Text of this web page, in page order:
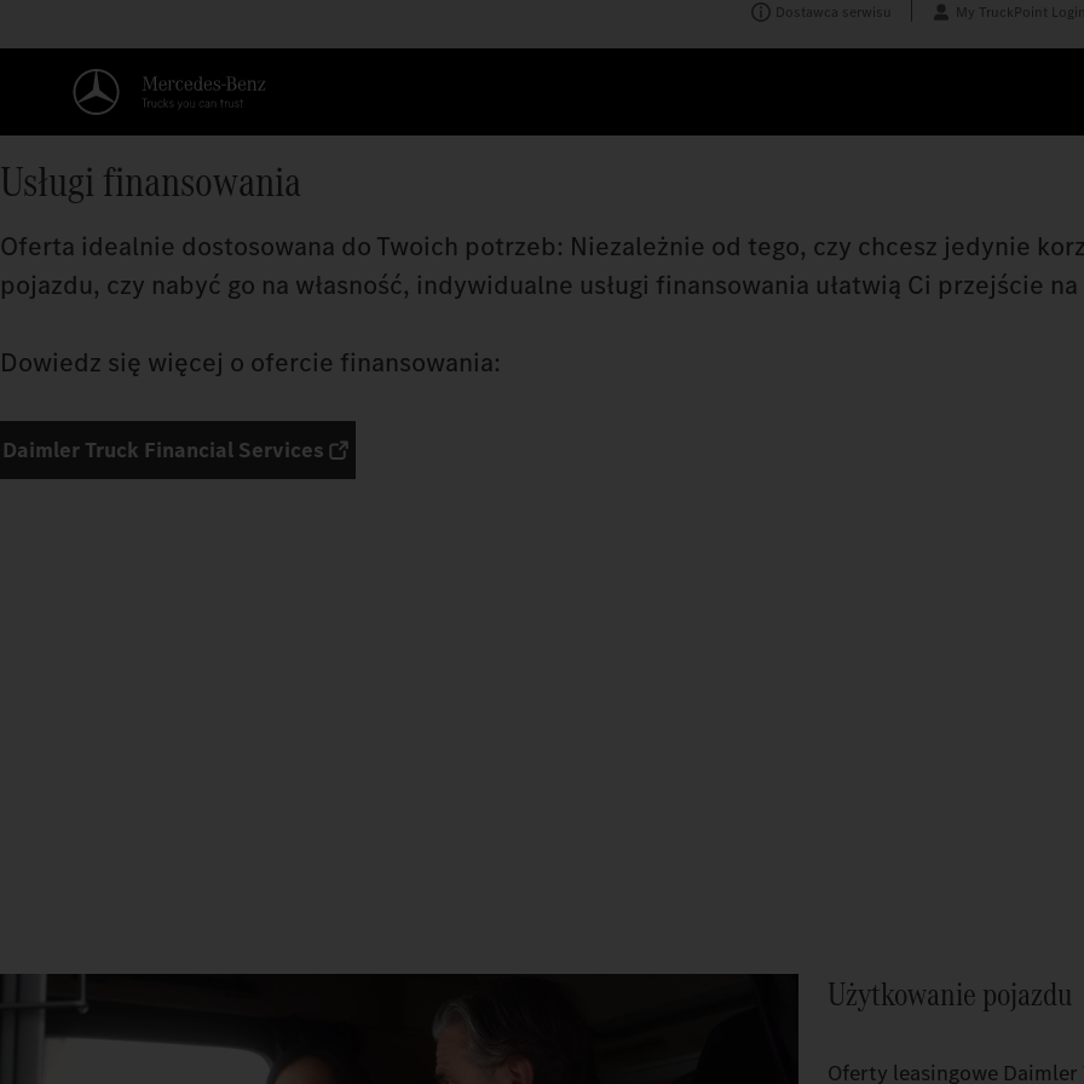
Dostawca serwisu My TruckPoint Login
Usługi finansowania
Oferta idealnie dostosowana do Twoich potrzeb: Niezależnie od tego, czy chcesz jedynie
pojazdu, czy nabyć go na własność, indywidualne usługi finansowania ułatwią Ci przejście
Dowiedz się więcej o ofercie finansowania:
Daimler Truck Financial Services
Użytkowanie pojazdu
Oferty leasingowe